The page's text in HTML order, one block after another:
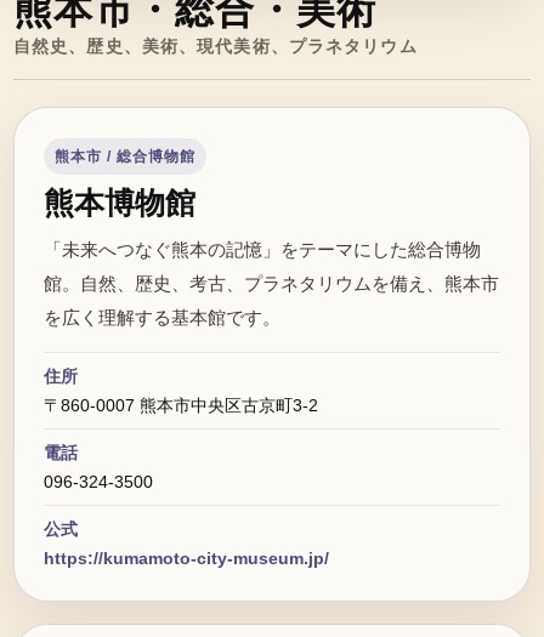
熊本市・総合・美術
自然史、歴史、美術、現代美術、プラネタリウム
熊本市 / 総合博物館
熊本博物館
「未来へつなぐ熊本の記憶」をテーマにした総合博物
館。自然、歴史、考古、プラネタリウムを備え、熊本市
を広く理解する基本館です。
住所
〒860-0007 熊本市中央区古京町3-2
電話
096-324-3500
公式
https://kumamoto-city-museum.jp/